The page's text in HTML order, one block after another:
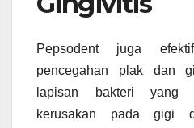
Pepsodent juga
pencegahan plak dan
lapisan bakteri yang
kerusakan pada gigi